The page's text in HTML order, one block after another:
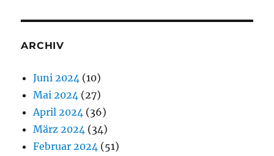
ARCHIV
Juni 2024 (10)
Mai 2024 (27)
April 2024 (36)
März 2024 (34)
Februar 2024 (51)